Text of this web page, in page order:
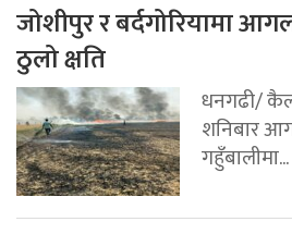
जोशीपुर र बर्दगोरियामा
ठुलो क्षति
धनगढी/
शनिबार
गहुँबालीमा...